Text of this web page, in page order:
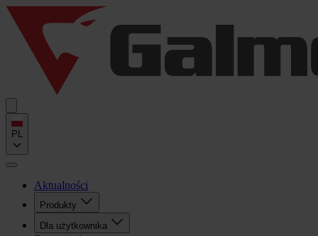
PL
Aktualności
Produkty
Dla użytkownika